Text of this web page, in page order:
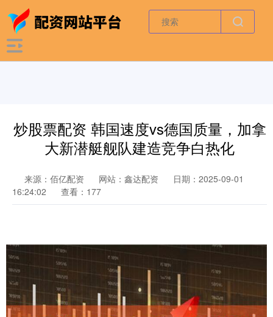
炒股票配资 韩国速度vs德国质量，加拿
大新潜艇舰队建造竞争白热化
来源：佰亿配资 网站：鑫达配资
日期：2025-09-01
16:24:02
查看：177